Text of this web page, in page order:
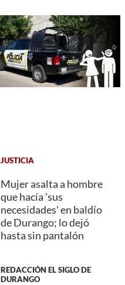
JUSTICIA
Mujer asalta a hombre
que hacía 'sus
necesidades' en baldío
de Durango; lo dejó
hasta sin pantalón
REDACCIÓN EL SIGLO DE
DURANGO